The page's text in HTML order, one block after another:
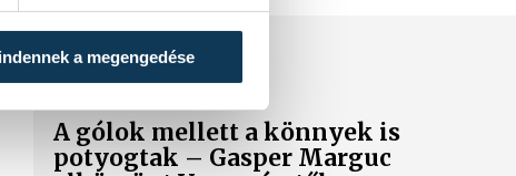
a megengedése
A gólok mellett a könnyek is
potyogtak – Gasper Marguc